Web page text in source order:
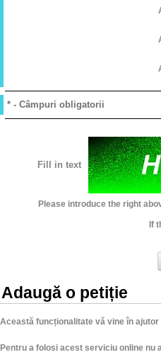
* - Câmpuri obligatorii
Fill in text
Please introduce the right
If
Adaugă o petiție
Această funcționalitate vă vine în
Pentru a folosi acest serviciu online nu